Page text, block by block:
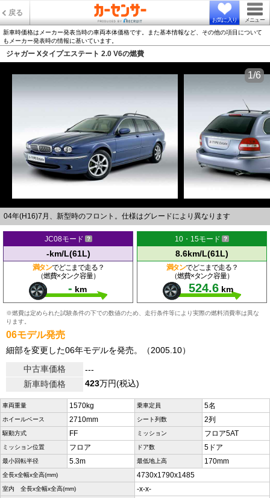
戻る
お気に入り メニュー
新車時価格はメーカー発表当時の車両本体価格です。また基本情報など、その他の項目について
もメーカー発表時の情報に基いています。
ジャガー Xタイプエステート 2.0 V6の燃費
04年(H16)7月、新型時のフロント。仕様はグレードにより異なります
1/6
JC08モード
-km/L(61L)
満タンでどこまで走る？
（燃費×タンク容量）
- km
10・15モード
8.6km/L(61L)
満タンでどこまで走る？
（燃費×タンク容量）
524.6 km
※燃費は定められた試験条件の下での数値のため、走行条件等により実際の燃料消費率は異な
ります。
06モデル発売
細部を変更した06年モデルを発売。（2005.10）
中古車価格
---
新車時価格
423万円(税込)
車両重量 1570kg 乗車定員 5名
ホイールベース 2710mm シート列数 2列
駆動方式 FF ミッション フロア5AT
ミッション位置 フロア ドア数 5ドア
最小回転半径 5.3m 最低地上高 170mm
全長x全幅x全高(mm) 4730x1790x1485
室内 全長x全幅x全高(mm) -x-x-